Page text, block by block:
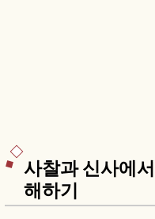
사찰과 신사에
해하기